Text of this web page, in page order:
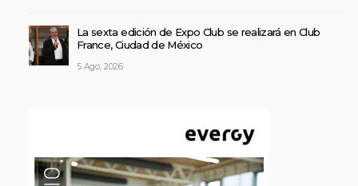
La sexta edición de Expo Club se realizará en Club
France, Ciudad de México
5 Ago, 2026